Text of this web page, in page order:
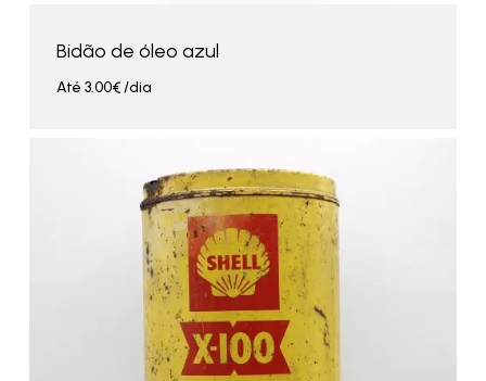
Bidão de óleo azul
Até 3.00€/dia